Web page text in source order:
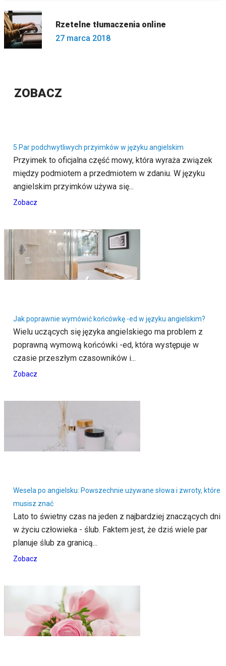
Rzetelne tłumaczenia online
27 marca 2018
ZOBACZ
5 Par podchwytliwych przyimków w języku angielskim
Przyimek to oficjalna część mowy, która wyraża związek
między podmiotem a przedmiotem w zdaniu. W języku
angielskim przyimków używa się...
Zobacz
Jak poprawnie wymówić końcówkę -ed w języku angielskim?
Wielu uczących się języka angielskiego ma problem z
poprawną wymową końcówki -ed, która występuje w
czasie przeszłym czasowników i...
Zobacz
Wesela po angielsku: Powszechnie używane słowa i zwroty, które
musisz znać
Lato to świetny czas na jeden z najbardziej znaczących dni
w życiu człowieka - ślub. Faktem jest, że dziś wiele par
planuje ślub za granicą...
Zobacz